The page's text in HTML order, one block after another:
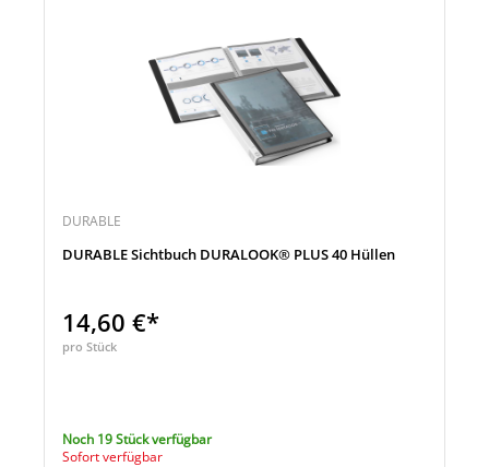
DURABLE
DURABLE Sichtbuch DURALOOK® PLUS 40 Hüllen
14,60 €*
pro Stück
Noch 19 Stück verfügbar
Sofort verfügbar